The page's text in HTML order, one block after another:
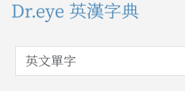
Dr.eye 英漢字典
英文單字